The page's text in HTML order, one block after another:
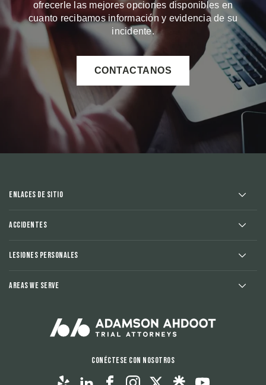
ofrecerle las mejores opciones disponibles en
cuanto recibamos información y evidencia de su
incidente.
CONTACTANOS
Enlaces de sitio
Accidentes
Lesiones Personales
Areas We Serve
Conéctese con nosotros